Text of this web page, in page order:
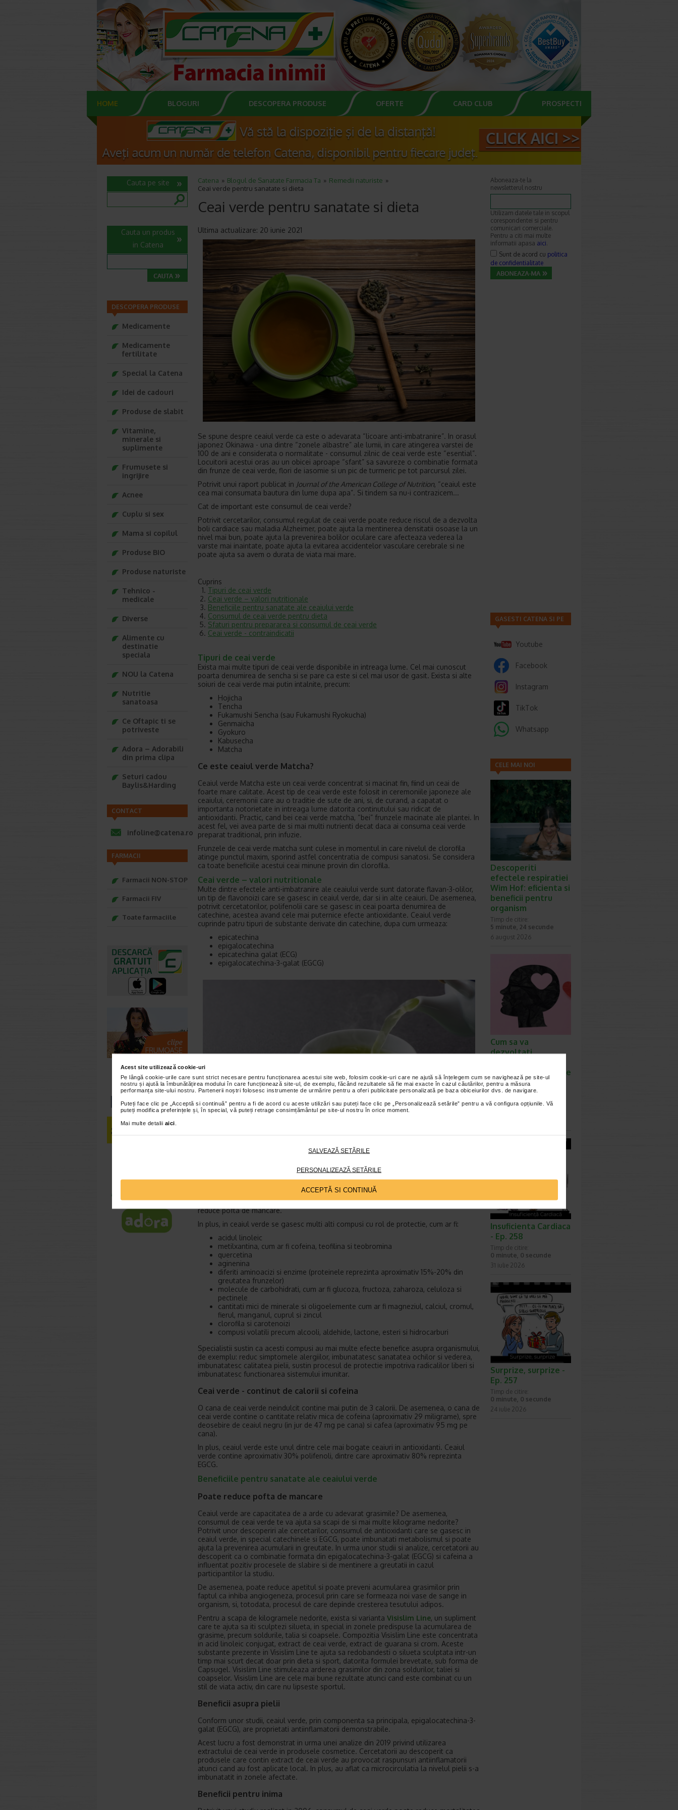
Acest site utilizează cookie-uri
Pe lângă cookie-urile care sunt strict necesare pentru funcționarea acestui site web, folosim cookie-uri care ne ajută să înțelegem cum se navighează pe site-ul
nostru și ajută la îmbunătățirea modului în care funcționează site-ul, de exemplu, făcând rezultatele să fie mai exacte în cazul căutărilor, pentru a măsura
performanța site-ului nostru. Partenerii noștri folosesc instrumente de urmărire pentru a oferi publicitate personalizată pe baza obiceiurilor dvs. de navigare.
Puteți face clic pe „Acceptă si continuă” pentru a fi de acord cu aceste utilizări sau puteți face clic pe „Personalizează setările” pentru a vă configura opțiunile. Vă
puteți modifica preferințele și, în special, vă puteți retrage consimțământul pe site-ul nostru în orice moment.
Mai multe detalii aici
SALVEAZĂ SETĂRILE
PERSONALIZEAZĂ SETĂRILE
ACCEPTĂ SI CONTINUĂ
HOME BLOGURI DESCOPERA PRODUSE OFERTE CARD CLUB PROSPECTE
Catena Blogul de Sanatate Farmacia Ta
Remedii naturiste
Ceai verde pentru sanatate si dieta
Ceai verde pentru sanatate si dieta
Ultima actualizare: 20 iunie 2021
Se spune despre ceaiul verde ca este o adevarata “licoare anti-imbatranire”. In orasul
japonez Okinawa - una dintre “zonele albastre” ale lumii, in care atingerea varstei de
100 de ani e considerata o normalitate - consumul zilnic de ceai verde este “esential”.
Locuitorii acestui oras au un obicei aproape “sfant” sa savureze o combinatie formata
din frunze de ceai verde, flori de iasomie si un pic de turmeric pe tot parcursul zilei.
Potrivit unui raport publicat in Journal of the American College of Nutrition, “ceaiul este
cea mai consumata bautura din lume dupa apa”. Si tindem sa nu-i contrazicem...
Cat de important este consumul de ceai verde?
Potrivit cercetarilor, consumul regulat de ceai verde poate reduce riscul de a dezvolta
boli cardiace sau maladia Alzheimer, poate ajuta la mentinerea densitatii osoase la un
nivel mai bun, poate ajuta la prevenirea bolilor oculare care afecteaza vederea la
varste mai inaintate, poate ajuta la evitarea accidentelor vasculare cerebrale si ne
poate ajuta sa avem o durata de viata mai mare.
Cuprins
Tipuri de ceai verde
Ceai verde – valori nutritionale
Beneficiile pentru sanatate ale ceaiului verde
Consumul de ceai verde pentru dieta
Sfaturi pentru prepararea si consumul de ceai verde
Ceai verde - contraindicatii
Tipuri de ceai verde
Exista mai multe tipuri de ceai verde disponibile in intreaga lume. Cel mai cunoscut
poarta denumirea de sencha si se pare ca este si cel mai usor de gasit. Exista si alte
soiuri de ceai verde mai putin intalnite, precum:
Hojicha
Tencha
Fukamushi Sencha (sau Fukamushi Ryokucha)
Genmaicha
Gyokuro
Kabusecha
Matcha
Ce este ceaiul verde Matcha?
Ceaiul verde Matcha este un ceai verde concentrat si macinat fin, fiind un ceai de
foarte mare calitate. Acest tip de ceai verde este folosit in ceremoniile japoneze ale
ceaiului, ceremonii care au o traditie de sute de ani, si, de curand, a capatat o
importanta notorietate in intreaga lume datorita continutului sau ridicat de
antioxidanti. Practic, cand bei ceai verde matcha, “bei” frunzele macinate ale plantei. In
acest fel, vei avea parte de si mai multi nutrienti decat daca ai consuma ceai verde
preparat traditional, prin infuzie.
Frunzele de ceai verde matcha sunt culese in momentul in care nivelul de clorofila
atinge punctul maxim, sporind astfel concentratia de compusi sanatosi. Se considera
ca toate beneficiile acestui ceai minune provin din clorofila.
Ceai verde – valori nutritionale
Multe dintre efectele anti-imbatranire ale ceaiului verde sunt datorate flavan-3-olilor,
un tip de flavonoizi care se gasesc in ceaiul verde, dar si in alte ceaiuri. De asemenea,
potrivit cercetatorilor, polifenolii care se gasesc in ceai poarta denumirea de
catechine, acestea avand cele mai puternice efecte antioxidante. Ceaiul verde
cuprinde patru tipuri de substante derivate din catechine, dupa cum urmeaza:
epicatechina
epigalocatechina
epicatechina galat (ECG)
epigalocatechina-3-galat (EGCG)
Unul dintre cei mai renumiti compusi ai ceaiului verde poarta denumirea de
epigalocatechina-3-galat (EGCG). EGCG are importantul rol de a preveni acumularea in
greutate sau de a ajuta la mentinerea unei greutati sanatoase. Se pare ca EGCG
creste termogeneza in organism (aceasta fiind rata la care corpul arde caloriile) si
reduce pofta de mancare.
In plus, in ceaiul verde se gasesc multi alti compusi cu rol de protectie, cum ar fi:
acidul linoleic
metilxantina, cum ar fi cofeina, teofilina si teobromina
quercetina
aginenina
diferiti aminoacizi si enzime (proteinele reprezinta aproximativ 15%-20% din
greutatea frunzelor)
molecule de carbohidrati, cum ar fi glucoza, fructoza, zaharoza, celuloza si
pectinele
cantitati mici de minerale si oligoelemente cum ar fi magneziul, calciul, cromul,
fierul, manganul, cuprul si zincul
clorofila si carotenoizi
compusi volatili precum alcooli, aldehide, lactone, esteri si hidrocarburi
Specialistii sustin ca acesti compusi au mai multe efecte benefice asupra organismului,
de exemplu: reduc simptomele alergiilor, imbunatatesc sanatatea ochilor si vederea,
imbunatatesc calitatea pielii, sustin procesul de protectie impotriva radicalilor liberi si
imbunatatesc functionarea sistemului imunitar.
Ceai verde - continut de calorii si cofeina
O cana de ceai verde neindulcit contine mai putin de 3 calorii. De asemenea, o cana de
ceai verde contine o cantitate relativ mica de cofeina (aproximativ 29 miligrame), spre
deosebire de ceaiul negru (in jur de 47 mg pe cana) si cafea (aproximativ 95 mg pe
cana).
In plus, ceaiul verde este unul dintre cele mai bogate ceaiuri in antioxidanti. Ceaiul
verde contine aproximativ 30% polifenoli, dintre care aproximativ 80% reprezinta
EGCG.
Beneficiile pentru sanatate ale ceaiului verde
Poate reduce pofta de mancare
Ceaiul verde are capacitatea de a arde cu adevarat grasimile? De asemenea,
consumul de ceai verde te va ajuta sa scapi de si mai multe kilograme nedorite?
Potrivit unor descoperiri ale cercetarilor, consumul de antioxidanti care se gasesc in
ceaiul verde, in special catechinele si EGCG, poate imbunatati metabolismul si poate
ajuta la prevenirea acumularii in greutate. In urma unor studii si analize, cercetatorii au
descoperit ca o combinatie formata din epigalocatechina-3-galat (EGCG) si cafeina a
influentat pozitiv procesele de slabire si de mentinere a greutatii in cazul
participantilor la studiu.
De asemenea, poate reduce apetitul si poate preveni acumularea grasimilor prin
faptul ca inhiba angiogeneza, procesul prin care se formeaza noi vase de sange in
organism, si, totodata, procesul de care depinde cresterea tesutului adipos.
Pentru a scapa de kilogramele nedorite, exista si varianta Visislim Line, un supliment
care te ajuta sa iti sculptezi silueta, in special in zonele predispuse la acumularea de
grasime, precum soldurile, talia si coapsele. Compozitia Visislim Line este concentrata
in acid linoleic conjugat, extract de ceai verde, extract de guarana si crom. Aceste
substante prezente in Visislim Line te ajuta sa redobandesti o silueta sculptata intr-un
timp mai scurt decat doar prin dieta si sport, datorita formulei brevetate, sub forma de
Capsugel. Visislim Line stimuleaza arderea grasimilor din zona soldurilor, taliei si
coapselor. Visislim Line are cele mai bune rezultate atunci cand este combinat cu un
stil de viata activ, din care nu lipseste sportul.
Beneficii asupra pielii
Conform unor studii, ceaiul verde, prin componenta sa principala, epigalocatechina-3-
galat (EGCG), are proprietati antiinflamatorii demonstrabile.
Acest lucru a fost demonstrat in urma unei analize din 2019 privind utilizarea
extractului de ceai verde in produsele cosmetice. Cercetatorii au descoperit ca
produsele care contin extract de ceai verde au provocat raspunsuri antiinflamatorii
atunci cand au fost aplicate local. In plus, au aflat ca microcirculatia la nivelul pielii s-a
imbunatatit in zonele afectate.
Beneficii pentru inima
Cauta pe site
Cauta un produs
in Catena
DESCOPERA PRODUSE
Medicamente
Medicamente
fertilitate
Special la Catena
Idei de cadouri
Produse de slabit
Vitamine,
minerale si
suplimente
Frumusete si
ingrijire
Acnee
Cuplu si sex
Mama si copilul
Produse BIO
Produse naturiste
Tehnico -
medicale
Diverse
Alimente cu
destinatie
speciala
NOU la Catena
Nutritie
sanatoasa
Ce Oftapic ti se
potriveste
Adora – Adorabili
din prima clipa
Seturi cadou
Baylis&Harding
CONTACT
infoline@catena.ro
FARMACII
Farmacii NON-STOP
Farmacii FIV
Toate farmaciile
Aboneaza-te la
newsletterul nostru
Utilizam datele tale in scopul
corespondentei si pentru
comunicari comerciale.
Pentru a citi mai multe
informatii apasa aici.
Sunt de acord cu politica
de confidentialitate
GASESTI CATENA SI PE
Youtube
Facebook
Instagram
TikTok
Whatsapp
CELE MAI NOI
Descoperiti
efectele respiratiei
Wim Hof: eficienta si
beneficii pentru
organism
Timp de citire:
5 minute, 24 secunde
6 august 2026
Cum sa va
dezvoltati
emotionala: metode
prin care va puteti
imbunatati EQ-ul
Timp de citire:
Insuficienta Cardiaca
- Ep. 258
Timp de citire:
0 minute, 0 secunde
31 iulie 2026
Surprize, surprize -
Ep. 257
Timp de citire:
0 minute, 0 secunde
24 iulie 2026